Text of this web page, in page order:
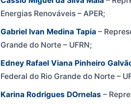
Energias Renováveis – APER;
Gabriel Ivan Medina Tapia –
Grande do Norte – UFRN;
Edney Rafael Viana Pinheiro
Federal do Rio Grande do Norte –
Karina Rodrigues DOrnelas –